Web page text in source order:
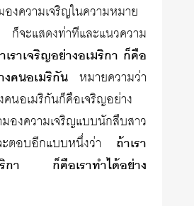
องความเจริญในความหมาย
จะแสดงท่าทีและแนวความ
เราเจริญอย่างอเมริกา ก็คือ
งคนอเมริกัน หมายความว่า
นอเมริกันก็คือเจริญอย่าง
งความเจริญแบบนักสืบสาว
ะตอบอีกแบบหนึ่งว่า ถ้าเรา
ริกา ก็คือเราทำได้อย่าง